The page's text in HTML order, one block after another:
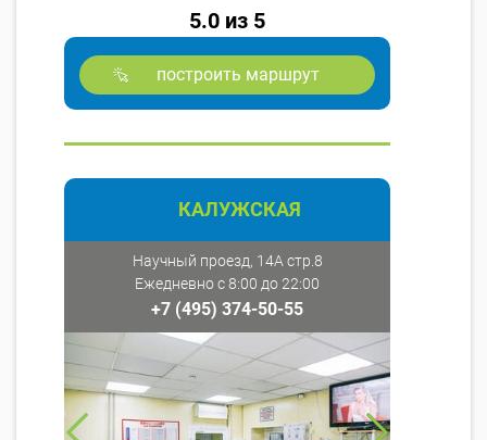
5.0 из 5
построить маршрут
КАЛУЖСКАЯ
Научный проезд, 14А стр.8
Ежедневно с 8:00 до 22:00
+7 (495) 374-50-55